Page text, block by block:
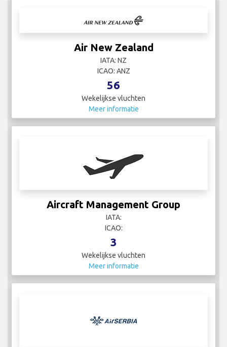
Air New Zealand
IATA: NZ
ICAO: ANZ
56
Wekelijkse vluchten
Meer informatie
Aircraft Management Group
IATA:
ICAO:
3
Wekelijkse vluchten
Meer informatie